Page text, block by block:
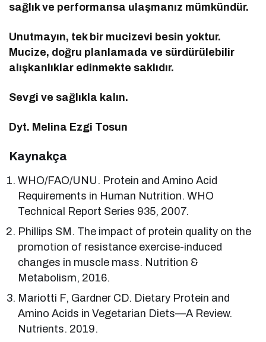
sağlık ve performansa ulaşmanız mümkündür.
Unutmayın, tek bir mucizevi besin yoktur.
Mucize, doğru planlamada ve sürdürülebilir
alışkanlıklar edinmekte saklıdır.
Sevgi ve sağlıkla kalın.
Dyt. Melina Ezgi Tosun
Kaynakça
WHO/FAO/UNU. Protein and Amino Acid
Requirements in Human Nutrition. WHO
Technical Report Series 935, 2007.
Phillips SM. The impact of protein quality on the
promotion of resistance exercise-induced
changes in muscle mass. Nutrition &
Metabolism, 2016.
Mariotti F, Gardner CD. Dietary Protein and
Amino Acids in Vegetarian Diets—A Review.
Nutrients. 2019.